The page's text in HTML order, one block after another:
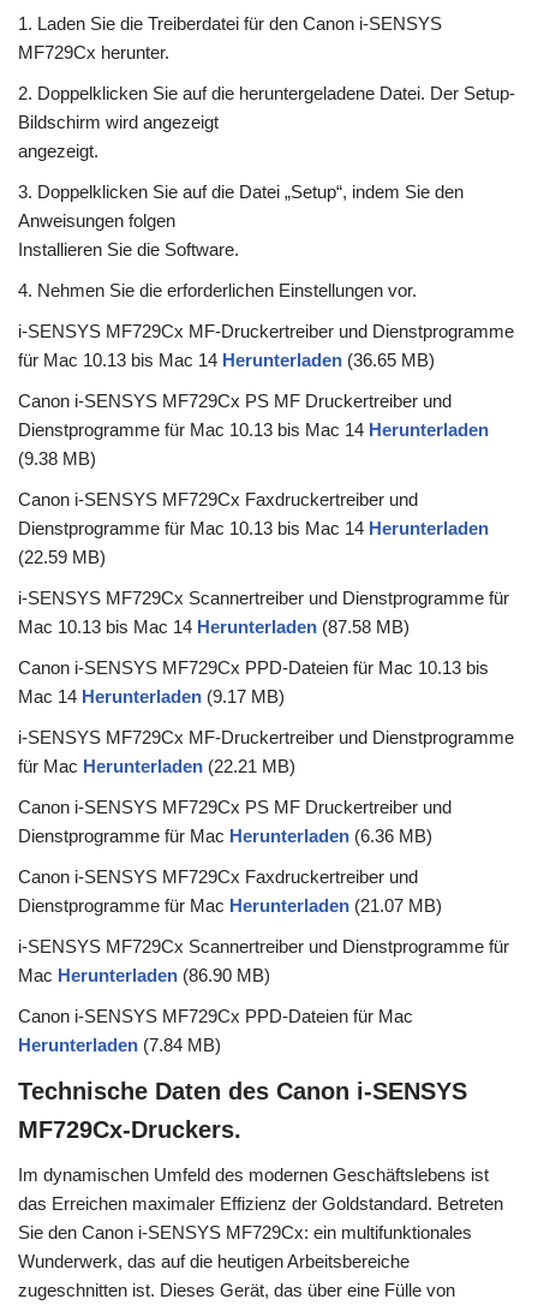
1. Laden Sie die Treiberdatei für den Canon i-SENSYS
MF729Cx herunter.
2. Doppelklicken Sie auf die heruntergeladene Datei. Der Setup-
Bildschirm wird angezeigt
angezeigt.
3. Doppelklicken Sie auf die Datei „Setup“, indem Sie den
Anweisungen folgen
Installieren Sie die Software.
4. Nehmen Sie die erforderlichen Einstellungen vor.
i-SENSYS MF729Cx MF-Druckertreiber und Dienstprogramme
für Mac 10.13 bis Mac 14 Herunterladen (36.65 MB)
Canon i-SENSYS MF729Cx PS MF Druckertreiber und
Dienstprogramme für Mac 10.13 bis Mac 14 Herunterladen
(9.38 MB)
Canon i-SENSYS MF729Cx Faxdruckertreiber und
Dienstprogramme für Mac 10.13 bis Mac 14 Herunterladen
(22.59 MB)
i-SENSYS MF729Cx Scannertreiber und Dienstprogramme für
Mac 10.13 bis Mac 14 Herunterladen (87.58 MB)
Canon i-SENSYS MF729Cx PPD-Dateien für Mac 10.13 bis
Mac 14 Herunterladen (9.17 MB)
i-SENSYS MF729Cx MF-Druckertreiber und Dienstprogramme
für Mac Herunterladen (22.21 MB)
Canon i-SENSYS MF729Cx PS MF Druckertreiber und
Dienstprogramme für Mac Herunterladen (6.36 MB)
Canon i-SENSYS MF729Cx Faxdruckertreiber und
Dienstprogramme für Mac Herunterladen (21.07 MB)
i-SENSYS MF729Cx Scannertreiber und Dienstprogramme für
Mac Herunterladen (86.90 MB)
Canon i-SENSYS MF729Cx PPD-Dateien für Mac
Herunterladen (7.84 MB)
Technische Daten des Canon i-SENSYS
MF729Cx-Druckers.
Im dynamischen Umfeld des modernen Geschäftslebens ist
das Erreichen maximaler Effizienz der Goldstandard. Betreten
Sie den Canon i-SENSYS MF729Cx: ein multifunktionales
Wunderwerk, das auf die heutigen Arbeitsbereiche
zugeschnitten ist. Dieses Gerät, das über eine Fülle von